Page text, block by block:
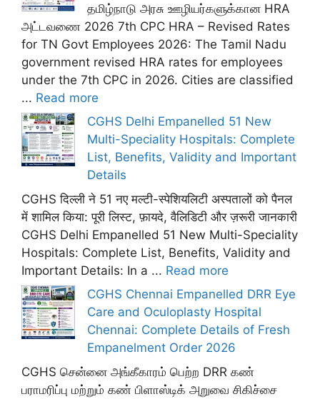
தமிழ்நாடு அரசு ஊழியர்களுக்கான HRA
அட்டவணை 2026 7th CPC HRA – Revised Rates
for TN Govt Employees 2026: The Tamil Nadu
government revised HRA rates for employees
under the 7th CPC in 2026. Cities are classified
... Read more
CGHS Delhi Empanelled 51 New
Multi-Speciality Hospitals: Complete
List, Benefits, Validity and Important
Details
CGHS दिल्ली ने 51 नए मल्टी-स्पेशियलिटी अस्पतालों को पैनल
में शामिल किया: पूरी लिस्ट, फ़ायदे, वैलिडिटी और ज़रूरी जानकारी
CGHS Delhi Empanelled 51 New Multi-Speciality
Hospitals: Complete List, Benefits, Validity and
Important Details: In a ... Read more
CGHS Chennai Empanelled DRR Eye
Care and Oculoplasty Hospital
Chennai: Complete Details of Fresh
Empanelment Order 2026
CGHS சென்னை அங்கீகாரம் பெற்ற DRR கண்
பராமரிப்பு மற்றும் கண் பிளாஸ்டிக் அறுவை சிகிச்சை